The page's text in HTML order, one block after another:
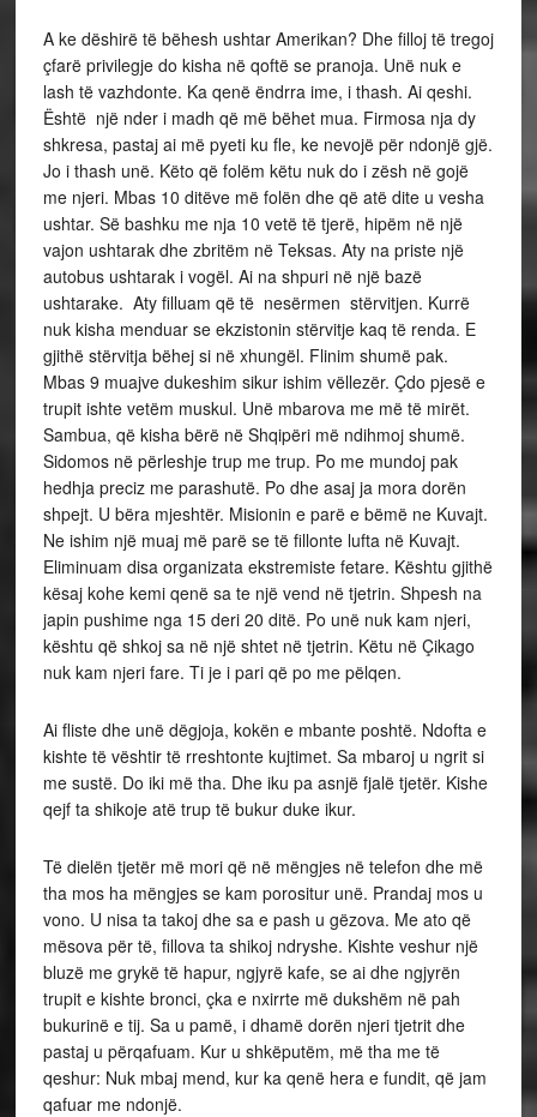
A ke dëshirë të bëhesh ushtar Amerikan? Dhe filloj të tregoj
çfarë privilegje do kisha në qoftë se pranoja. Unë nuk e
lash të vazhdonte. Ka qenë ëndrra ime, i thash. Ai qeshi.
Është një nder i madh që më bëhet mua. Firmosa nja dy
shkresa, pastaj ai më pyeti ku fle, ke nevojë për ndonjë gjë.
Jo i thash unë. Këto që folëm këtu nuk do i zësh në gojë
me njeri. Mbas 10 ditëve më folën dhe që atë dite u vesha
ushtar. Së bashku me nja 10 vetë të tjerë, hipëm në një
vajon ushtarak dhe zbritëm në Teksas. Aty na priste një
autobus ushtarak i vogël. Ai na shpuri në një bazë
ushtarake. Aty filluam që të nesërmen stërvitjen. Kurrë
nuk kisha menduar se ekzistonin stërvitje kaq të renda. E
gjithë stërvitja bëhej si në xhungël. Flinim shumë pak.
Mbas 9 muajve dukeshim sikur ishim vëllezër. Çdo pjesë e
trupit ishte vetëm muskul. Unë mbarova me më të mirët.
Sambua, që kisha bërë në Shqipëri më ndihmoj shumë.
Sidomos në përleshje trup me trup. Po me mundoj pak
hedhja preciz me parashutë. Po dhe asaj ja mora dorën
shpejt. U bëra mjeshtër. Misionin e parë e bëmë ne Kuvajt.
Ne ishim një muaj më parë se të fillonte lufta në Kuvajt.
Eliminuam disa organizata ekstremiste fetare. Kështu gjithë
kësaj kohe kemi qenë sa te një vend në tjetrin. Shpesh na
japin pushime nga 15 deri 20 ditë. Po unë nuk kam njeri,
kështu që shkoj sa në një shtet në tjetrin. Këtu në Çikago
nuk kam njeri fare. Ti je i pari që po me pëlqen.
Ai fliste dhe unë dëgjoja, kokën e mbante poshtë. Ndofta e
kishte të vështir të rreshtonte kujtimet. Sa mbaroj u ngrit si
me sustë. Do iki më tha. Dhe iku pa asnjë fjalë tjetër. Kishe
qejf ta shikoje atë trup të bukur duke ikur.
Të dielën tjetër më mori që në mëngjes në telefon dhe më
tha mos ha mëngjes se kam porositur unë. Prandaj mos u
vono. U nisa ta takoj dhe sa e pash u gëzova. Me ato që
mësova për të, fillova ta shikoj ndryshe. Kishte veshur një
bluzë me grykë të hapur, ngjyrë kafe, se ai dhe ngjyrën
trupit e kishte bronci, çka e nxirrte më dukshëm në pah
bukurinë e tij. Sa u pamë, i dhamë dorën njeri tjetrit dhe
pastaj u përqafuam. Kur u shkëputëm, më tha me të
qeshur: Nuk mbaj mend, kur ka qenë hera e fundit, që jam
qafuar me ndonjë.